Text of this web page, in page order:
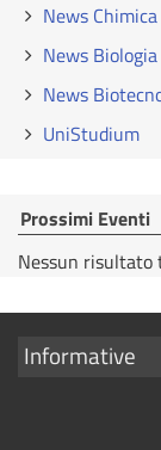
News Chimica
News Biologia
News
UniStudium
Prossimi Eventi
Nessun risultato
Mostra
Informative